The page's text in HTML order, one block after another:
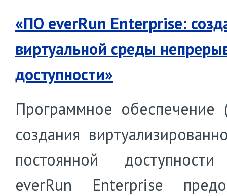
«ПО everRun Enterprise:
виртуальной среды
доступности»
Программное
создания
постоянной
everRun Enterprise